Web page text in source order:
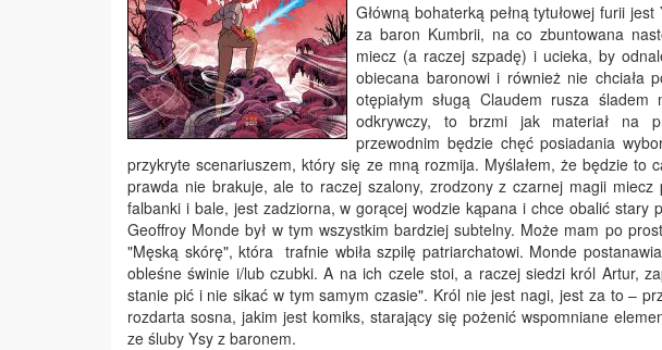
Główną bohaterką pełną tytułowej furii
za baron Kumbrii, na co zbuntowana
miecz (a raczej szpadę) i ucieka, by
obiecana baronowi i również nie chciała
otępiałym sługą Claudem rusza
odkrywczy, to brzmi jak materiał na
przewodnim będzie chęć posiadania
przykryte scenariuszem, który się ze mną rozmija. Myślałem, że będzie to
prawda nie brakuje, ale to raczej szalony, zrodzony z czarnej magii
falbanki i bale, jest zadziorna, w gorącej wodzie kąpana i chce obalić stary
Geoffroy Monde był w tym wszystkim bardziej subtelny. Może mam po
"Męską skórę", która trafnie wbiła szpilę patriarchatowi. Monde
obleśne świnie i/lub czubki. A na ich czele stoi, a raczej siedzi król Artur,
stanie pić i nie sikać w tym samym czasie". Król nie jest nagi, jest za to –
rozdarta sosna, jakim jest komiks, starający się pożenić wspomniane
ze śluby Ysy z baronem.